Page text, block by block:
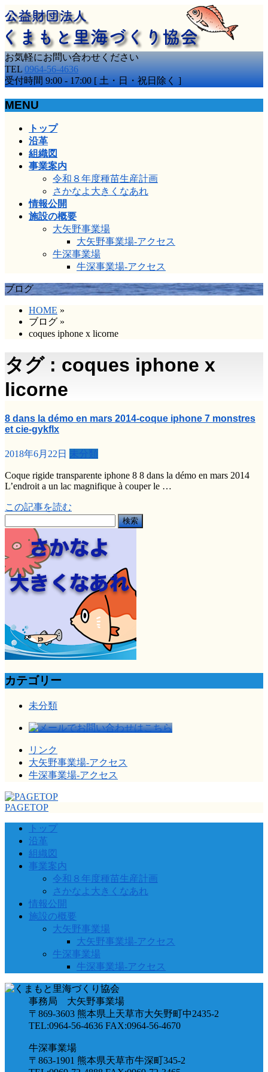
お気軽にお問い合わせください
TEL 0964-56-4636
受付時間 9:00 - 17:00 [ 土・日・祝日除く ]
MENU
トップ
沿革
組織図
事業案内
令和８年度種苗生産計画
さかなよ大きくなあれ
情報公開
施設の概要
大矢野事業場
大矢野事業場-アクセス
牛深事業場
牛深事業場-アクセス
ブログ
HOME »
ブログ »
coques iphone x licorne
タグ : coques iphone x
licorne
8 dans la démo en mars 2014-coque iphone 7 monstres
et cie-gykflx
2018年6月22日 未分類
Coque rigide transparente iphone 8 8 dans la démo en mars 2014
L’endroit a un lac magnifique à couper le …
この記事を読む
索:
カテゴリー
未分類
リンク
大矢野事業場-アクセス
牛深事業場-アクセス
PAGETOP
トップ
沿革
組織図
事業案内
令和８年度種苗生産計画
さかなよ大きくなあれ
情報公開
施設の概要
大矢野事業場
大矢野事業場-アクセス
牛深事業場
牛深事業場-アクセス
事務局 大矢野事業場
〒869-3603 熊本県上天草市大矢野町中2435-2
TEL:0964-56-4636 FAX:0964-56-4670
牛深事業場
〒863-1901 熊本県天草市牛深町345-2